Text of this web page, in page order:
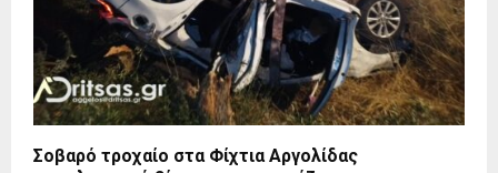
Σοβαρό τροχαίο στα Φίχτια Αργολίδας